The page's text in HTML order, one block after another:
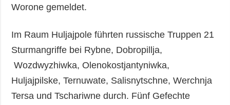
Worone gemeldet.
Im Raum Huljajpole führten russische Truppen 21
Sturmangriffe bei Rybne, Dobropillja,
Wozdwyzhiwka, Olenokostjantyniwka,
Huljajpilske, Ternuwate, Salisnytschne, Werchnja
Tersa und Tschariwne durch. Fünf Gefechte